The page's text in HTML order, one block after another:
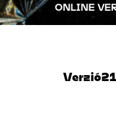
ONLINE